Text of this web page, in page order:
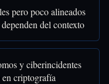
pero poco alineados
del contexto
y ciberincidentes
criptografía